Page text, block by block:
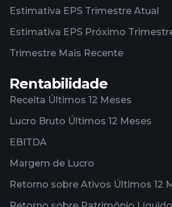
Estimativa EPS Trimestre Atual
Estimativa EPS Próximo
Trimestre Mais Recente
Rentabilidade
Receita Últimos 12 Meses
Lucro Bruto Últimos 12 Meses
EBITDA
Margem de Lucro
Retorno sobre Ativos Últimos 12